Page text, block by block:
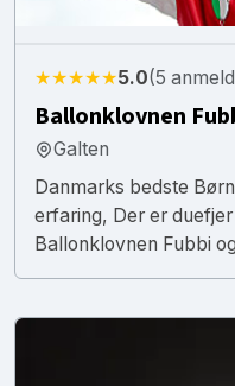
★★★★★5.0(5
Ballonklovnen
Galten
Danmarks bedste
erfaring, Der er
Ballonklovnen Fubbi